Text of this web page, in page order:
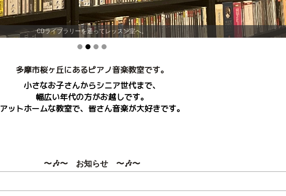
CDライブラリーを通ってレッスン室へ。
多摩市桜ヶ丘にあるピアノ音楽教室です。
小さなお子さんからシニア世代まで、
幅広い年代の方がお越しです。
アットホームな教室で、皆さん音楽が大好きです。
〜🎶〜 お知らせ 〜🎶〜